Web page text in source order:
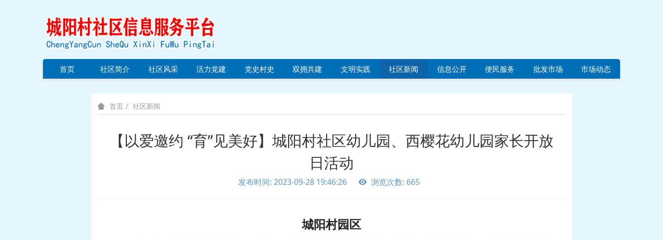
首页 社区简介 社区风采 活力党建 党史村史 双拥共建 文明实践 社区新闻 信息公开 便民服务 批发市场 市场动态
首页 社区新闻
【以爱邀约 “育”见美好】城阳村社区幼儿园、西樱花幼儿园家长开放
日活动
发布时间: 2023-09-28 19:46:26 浏览次数: 665
城阳村园 区